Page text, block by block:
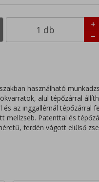
használható
alul tépőzárral
az inggallérnál tépőzárral
mellzseb. Patenttal és
ferdén vágott elülső